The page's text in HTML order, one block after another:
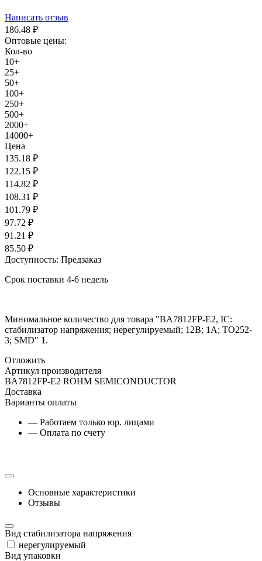
Написать отзыв
186.48 ₽
Оптовые цены:
Кол-во
10+
25+
50+
100+
250+
500+
2000+
14000+
Цена
135.18 ₽
122.15 ₽
114.82 ₽
108.31 ₽
101.79 ₽
97.72 ₽
91.21 ₽
85.50 ₽
Доступность: Предзаказ
Срок поставки 4-6 недель
Минимальное количество для товара "BA7812FP-E2, IC:
стабилизатор напряжения; нерегулируемый; 12В; 1А; TO252-
3; SMD" 1.
Отложить
Артикул производителя
BA7812FP-E2 ROHM SEMICONDUCTOR
Доставка
Варианты оплаты
— Работаем только юр. лицами
— Оплата по счету
Основные характеристики
Отзывы
Вид стабилизатора напряжения
нерегулируемый
Вид упаковки